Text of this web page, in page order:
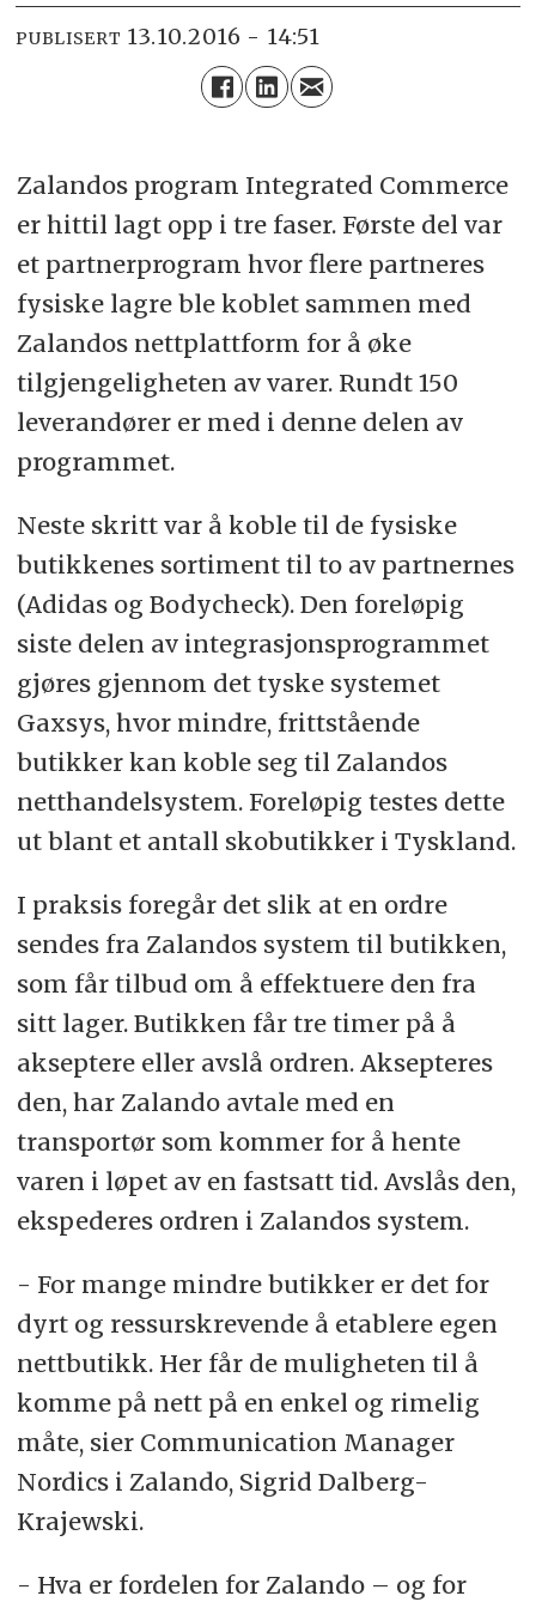
PUBLISERT 13.10.2016 - 14:51
Zalandos program Integrated Commerce
er hittil lagt opp i tre faser. Første del var
et partnerprogram hvor flere partneres
fysiske lagre ble koblet sammen med
Zalandos nettplattform for å øke
tilgjengeligheten av varer. Rundt 150
leverandører er med i denne delen av
programmet.
Neste skritt var å koble til de fysiske
butikkenes sortiment til to av partnernes
(Adidas og Bodycheck). Den foreløpig
siste delen av integrasjonsprogrammet
gjøres gjennom det tyske systemet
Gaxsys, hvor mindre, frittstående
butikker kan koble seg til Zalandos
netthandelsystem. Foreløpig testes dette
ut blant et antall skobutikker i Tyskland.
I praksis foregår det slik at en ordre
sendes fra Zalandos system til butikken,
som får tilbud om å effektuere den fra
sitt lager. Butikken får tre timer på å
akseptere eller avslå ordren. Aksepteres
den, har Zalando avtale med en
transportør som kommer for å hente
varen i løpet av en fastsatt tid. Avslås den,
ekspederes ordren i Zalandos system.
- For mange mindre butikker er det for
dyrt og ressurskrevende å etablere egen
nettbutikk. Her får de muligheten til å
komme på nett på en enkel og rimelig
måte, sier Communication Manager
Nordics i Zalando, Sigrid Dalberg-
Krajewski.
- Hva er fordelen for Zalando – og for